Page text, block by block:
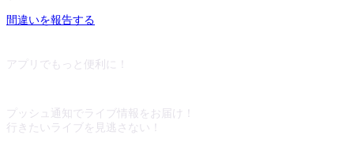
間違いを報告する
アプリでもっと便利に！
プッシュ通知でライブ情報をお届け！
行きたいライブを見逃さない！